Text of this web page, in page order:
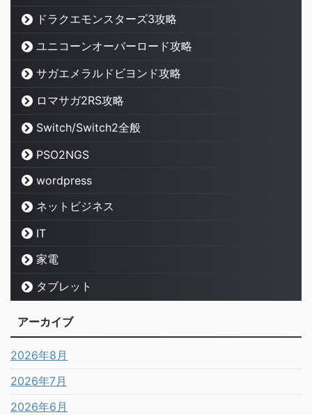
ドラクエモンスターズ3攻略
ユニコーンオーバーロード攻略
サガエメラルドビヨンド攻略
ロマサガ2RS攻略
Switch/Switch2全般
PSO2NGS
wordpress
ネットビジネス
IT
家電
タブレット
アーカイブ
2026年8月
2026年7月
2026年6月